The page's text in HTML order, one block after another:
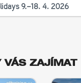
9.–18. 4. 2026
ZAJÍMAT